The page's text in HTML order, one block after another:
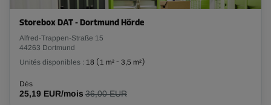
Storebox DAT - Dortmund Hörde
Alfred-Trappen-Straße 15
44263 Dortmund
Unités disponibles : 18 ( 1 m² - 3,5 m²)
Dès
25,19 EUR/mois 36,00 EUR